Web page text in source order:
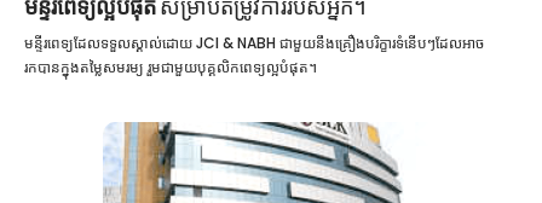
មន្ទីរពេទ្យល្អបំផុតសម្រាប់តម្រូវការរបស់អ្នក។
មន្ទីរពេទ្យដែលទទួលស្គាល់ដោយ JCI & NABH ជាមួយនឹងគ្រឿងបរិក្ខារទំនើបៗដែលអាច
រកបានក្នុងតម្លៃសមរម្យ រួមជាមួយបុគ្គលិកពេទ្យល្អបំផុត។